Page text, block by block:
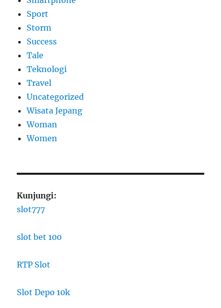
Sport
Storm
Success
Tale
Teknologi
Travel
Uncategorized
Wisata Jepang
Woman
Women
Kunjungi:
slot777
slot bet 100
RTP Slot
Slot Depo 10k